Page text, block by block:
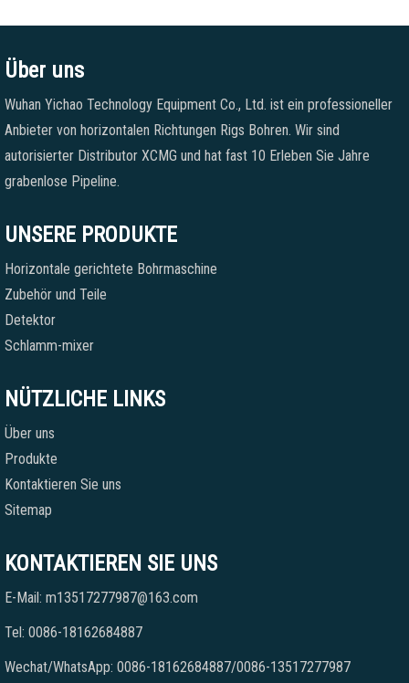
Über uns
Wuhan Yichao Technology Equipment Co., Ltd. ist ein professioneller
Anbieter von horizontalen Richtungen Rigs Bohren. Wir sind
autorisierter Distributor XCMG und hat fast 10 Erleben Sie Jahre
grabenlose Pipeline.
UNSERE PRODUKTE
Horizontale gerichtete Bohrmaschine
Zubehör und Teile
Detektor
Schlamm-mixer
NÜTZLICHE LINKS
Über uns
Produkte
Kontaktieren Sie uns
Sitemap
KONTAKTIEREN SIE UNS
E-Mail: m13517277987@163.com
Tel: 0086-18162684887
Wechat/WhatsApp: 0086-18162684887/0086-13517277987